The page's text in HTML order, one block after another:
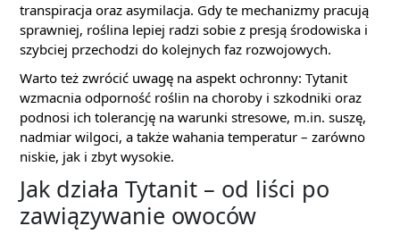
transpiracja oraz asymilacja. Gdy te mechanizmy pracują
sprawniej, roślina lepiej radzi sobie z presją środowiska i
szybciej przechodzi do kolejnych faz rozwojowych.
Warto też zwrócić uwagę na aspekt ochronny: Tytanit
wzmacnia odporność roślin na choroby i szkodniki oraz
podnosi ich tolerancję na warunki stresowe, m.in. suszę,
nadmiar wilgoci, a także wahania temperatur – zarówno
niskie, jak i zbyt wysokie.
Jak działa Tytanit – od liści po
zawiązywanie owoców